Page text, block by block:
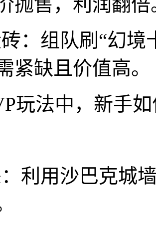
：组队刷“幻境
紧缺且价值高。
玩法中，新手
利用沙巴克城